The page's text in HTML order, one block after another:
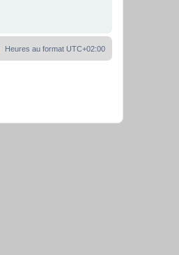
Heures au format UTC+02:00